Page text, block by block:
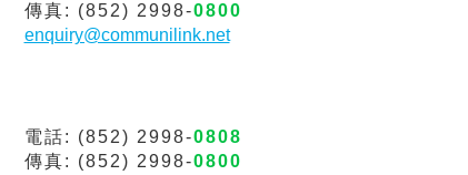
傳真: (852) 2998-0800
enquiry@communilink.net
電話: (852) 2998-0808
傳真: (852) 2998-0800